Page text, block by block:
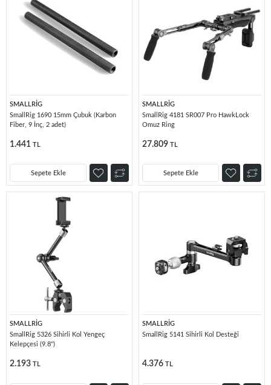
SMALLRİG
SmallRig 1690 15mm Çubuk (Karbon
Fiber, 9 İnç, 2 adet)
1.441 TL
Sepete Ekle
SMALLRİG
SmallRig 4181 SR007 Pro HawkLock
Omuz Ring
27.809 TL
Sepete Ekle
SMALLRİG
SmallRig 5326 Sihirli Kol Yengeç
Kelepçesi (9.8'')
2.193 TL
SMALLRİG
SmallRig 5141 Sihirli Kol Desteği
4.376 TL